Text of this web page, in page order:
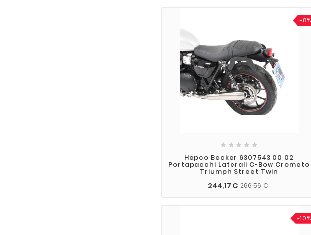
-8%
    
Hepco Becker 6307543 00 02
Portapacchi Laterali C-Bow Crometo
Triumph Street Twin
244,17 € 266,56 €
-10%